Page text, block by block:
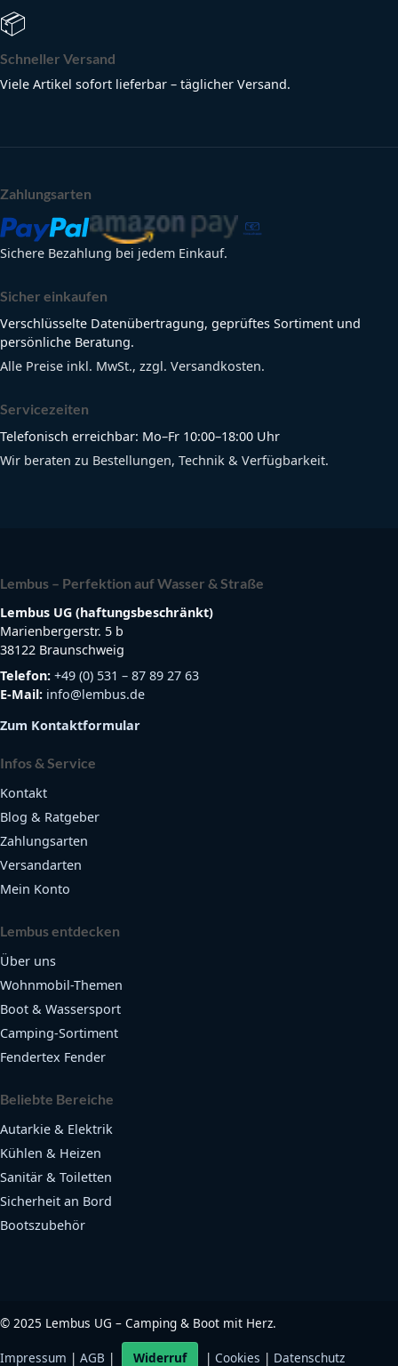
📦
Schneller Versand
Viele Artikel sofort lieferbar – täglicher Versand.
Zahlungsarten
Sichere Bezahlung bei jedem Einkauf.
Sicher einkaufen
Verschlüsselte Datenübertragung, geprüftes Sortiment und
persönliche Beratung.
Alle Preise inkl. MwSt., zzgl. Versandkosten.
Servicezeiten
Telefonisch erreichbar: Mo–Fr 10:00–18:00 Uhr
Wir beraten zu Bestellungen, Technik & Verfügbarkeit.
Lembus – Perfektion auf Wasser & Straße
Lembus UG (haftungsbeschränkt)
Marienbergerstr. 5 b
38122 Braunschweig
Telefon: +49 (0) 531 – 87 89 27 63
E-Mail: info@lembus.de
Zum Kontaktformular
Infos & Service
Kontakt
Blog & Ratgeber
Zahlungsarten
Versandarten
Mein Konto
Lembus entdecken
Über uns
Wohnmobil-Themen
Boot & Wassersport
Camping-Sortiment
Fendertex Fender
Beliebte Bereiche
Autarkie & Elektrik
Kühlen & Heizen
Sanitär & Toiletten
Sicherheit an Bord
Bootszubehör
© 2025 Lembus UG – Camping & Boot mit Herz.
Impressum | AGB | Widerruf | Cookies | Datenschutz